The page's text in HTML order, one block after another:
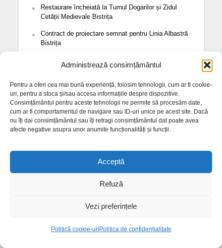
Administrează consimțământul
Pentru a oferi cea mai bună experiență, folosim tehnologii, cum ar fi cookie-
uri, pentru a stoca și/sau accesa informațiile despre dispozitive.
Consimțământul pentru aceste tehnologii ne permite să procesăm date,
cum ar fi comportamentul de navigare sau ID-uri unice pe acest site. Dacă
nu îți dai consimțământul sau îți retragi consimțământul dat poate avea
afecte negative asupra unor anumite funcționalități și funcții.
Acceptă
Refuză
Vezi preferințele
Politică cookie-uriPolitica de confidențialitate
Restaurare încheiată la Turnul Dogarilor și Zidul
Cetății Medievale Bistrița
Contract de proiectare semnat pentru Linia Albastră
Bistrița
parcul cu castani
Cât de des au cedat rețelele de comunicații în județul
Bistrița-Năsăud
Ediția a IV-a a Festivalului Internațional de Film
Pasaje: 2-6 septembrie, Bistrița